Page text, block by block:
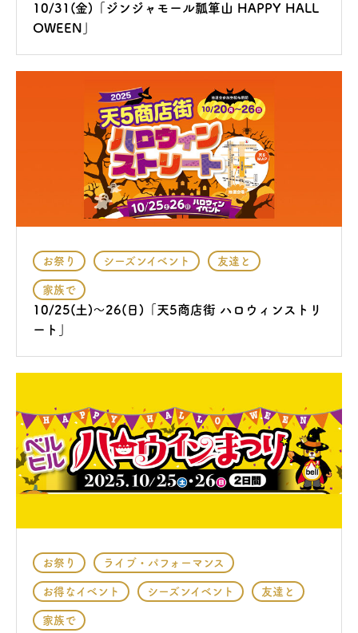
10/31(金)「ジンジャモール瓢箪山 HAPPY HALL
OWEEN」
お祭り シーズンイベント 友達と
家族で
10/25(土)〜26(日)「天5商店街 ハロウィンストリ
ート」
お祭り ライブ・パフォーマンス
お得なイベント シーズンイベント 友達と
家族で